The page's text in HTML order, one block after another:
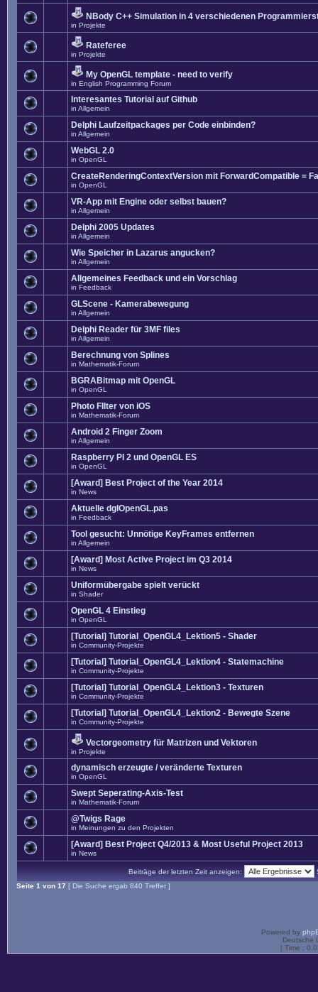
NBody C++ Simulation in 4 verschiedenen
in Projekte
Rateferee
in Projekte
My OpenGL template - need to verify
in English Programming Forum
Interesantes Tutorial auf Github
in Allgemein
Delphi Laufzeitpackages per Code einbinden?
in Allgemein
WebGL 2.0
in OpenGL
CreateRenderingContextVersion mit ForwardCompatible =
in OpenGL
VR-App mit Engine oder selbst bauen?
in Allgemein
Delphi 2005 Updates
in Allgemein
Wie Speicher in Lazarus angucken?
in Allgemein
Allgemeines Feedback und ein Vorschlag
in Feedback
GLScene - Kamerabewegung
in Allgemein
Delphi Reader für 3MF files
in Allgemein
Berechnung von Splines
in Mathematik-Forum
BGRABitmap mit OpenGL
in OpenGL
Photo FIlter von iOS
in Mathematik-Forum
Android 2 Finger Zoom
in Allgemein
Raspberry PI 2 und OpenGL ES
in OpenGL
[Award] Best Project of the Year 2014
in News
Aktuelle dglOpenGL.pas
in Feedback
Tool gesucht: Unnötige KeyFrames entfernen
in Allgemein
[Award] Most Active Project im Q3 2014
in News
Uniformübergabe spielt verückt
in Shader
OpenGL 4 Einstieg
in OpenGL
[Tutorial] Tutorial_OpenGL4_Lektion5 - Shader
in Community-Projekte
[Tutorial] Tutorial_OpenGL4_Lektion4 - Statemachine
in Community-Projekte
[Tutorial] Tutorial_OpenGL4_Lektion3 - Texturen
in Community-Projekte
[Tutorial] Tutorial_OpenGL4_Lektion2 - Bewegte Szene
in Community-Projekte
Vectorgeometry für Matrizen und Vektoren
in Projekte
dynamisch erzeugte / veränderte Texturen
in OpenGL
Swept Seperating-Axis-Test
in Mathematik-Forum
@Twigs Rage
in Meinungen zu den Projekten
[Award] Best Project Q4/2013 & Most Useful Project 2013
in News
Beiträge der letzten Zeit anzeigen:
Seite 1 von 17 [ Die Suche ergab 840 Treffer ]
Powered by
Deutsche
[ Time :